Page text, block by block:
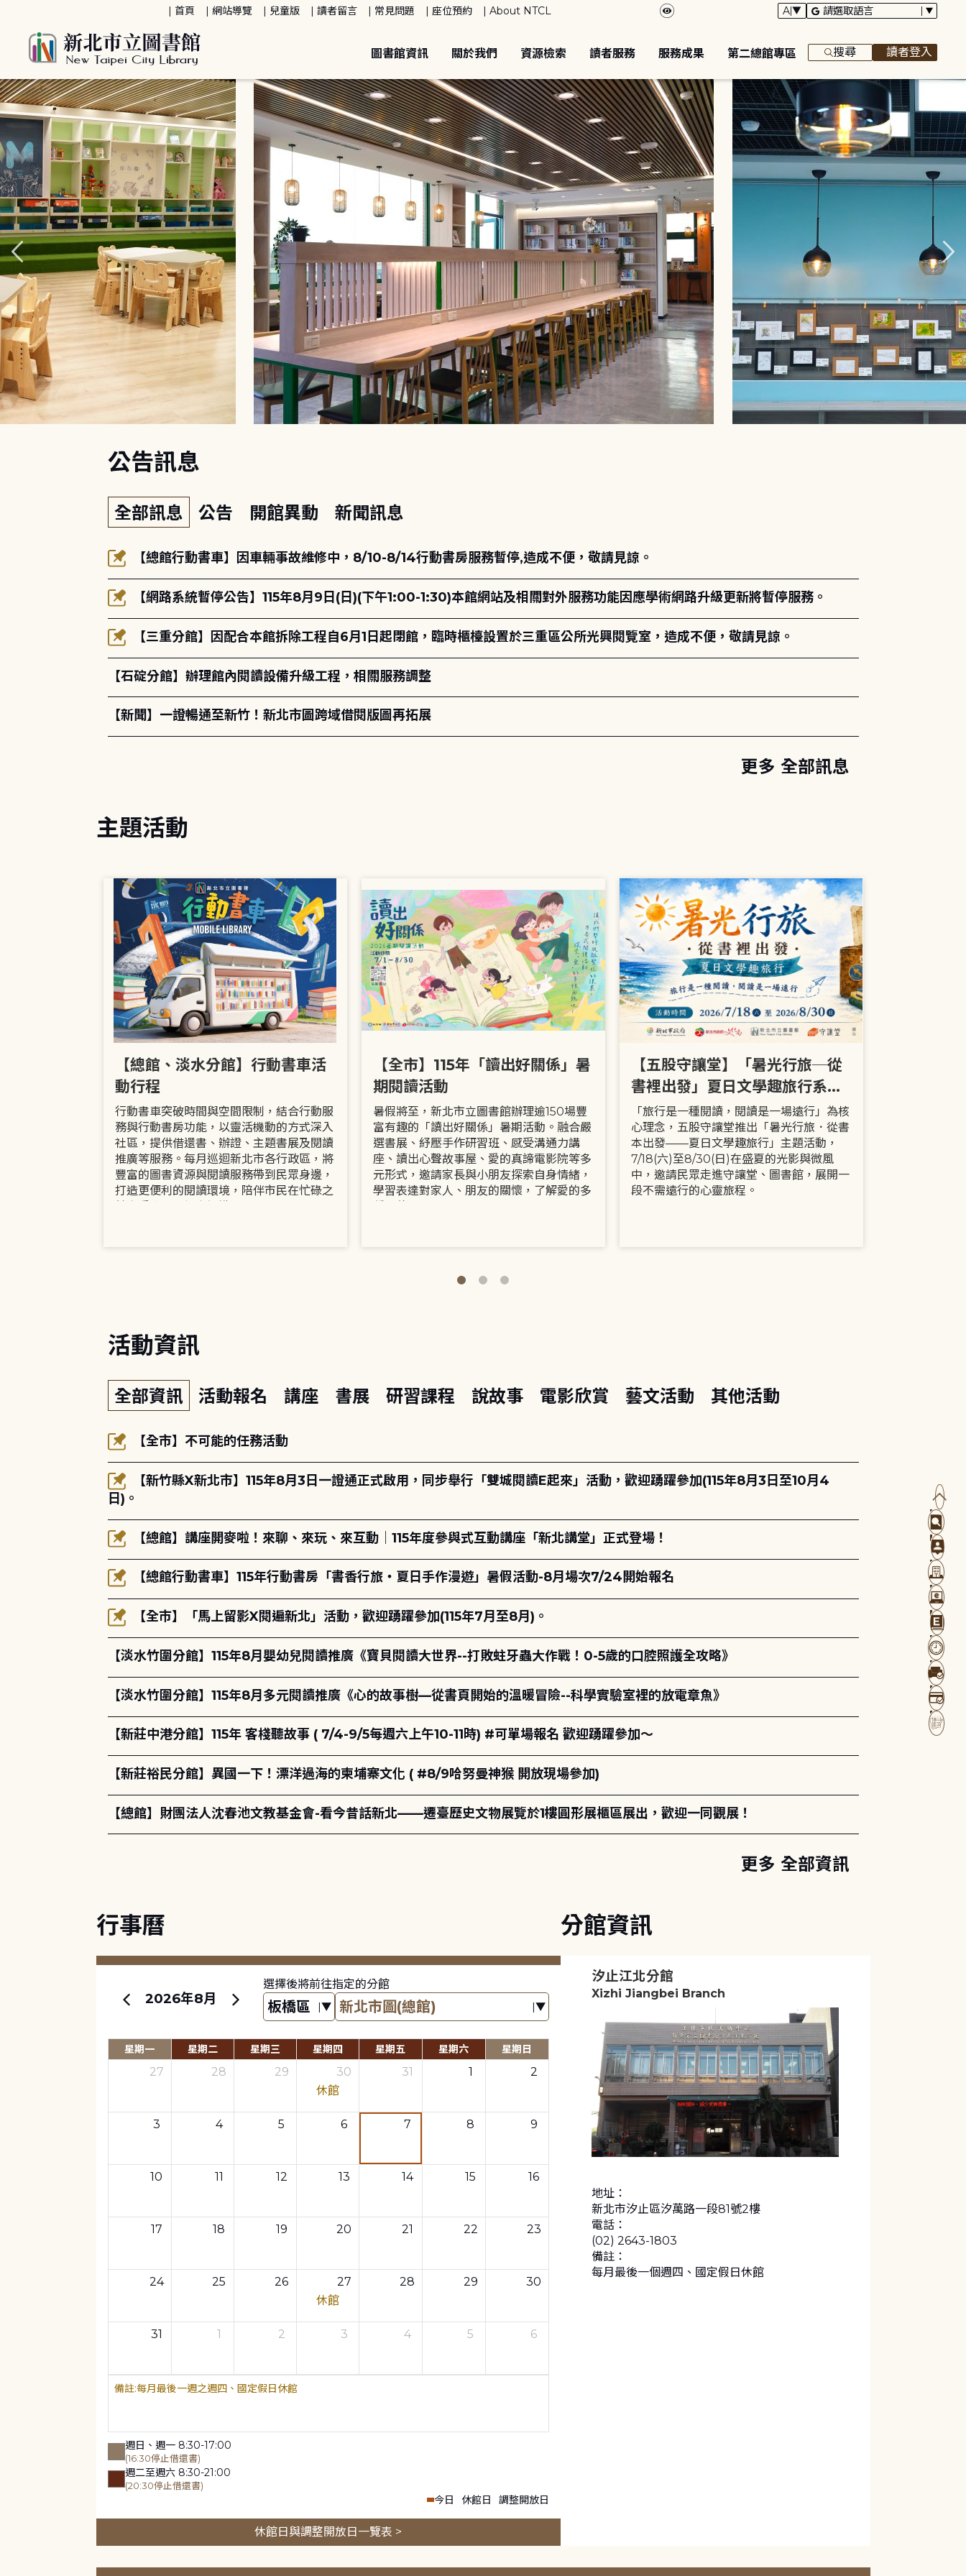
首頁 網站導覽 兒童版 讀者留言 常見問題 座位預約 About NTCL
圖書館資訊 關於我們 資源檢索 讀者服務 服務成果 第二總館專區 搜尋 讀者登入
公告訊息
全部訊息 公告 開館異動 新聞訊息
【總館行動書車】因車輛事故維修中，8/10-8/14行動書房服務暫停,造成不便，敬請見諒。
【網路系統暫停公告】115年8月9日(日)(下午1:00-1:30)本館網站及相關對外服務功能因應學術網路升級更新將暫停服務。
【三重分館】因配合本館拆除工程自6月1日起閉館，臨時櫃檯設置於三重區公所光興閱覽室，造成不便，敬請見諒。
【石碇分館】辦理館內閱讀設備升級工程，相關服務調整
【新聞】一證暢通至新竹！新北市圖跨域借閱版圖再拓展
更多 全部訊息
主題活動
【總館、淡水分館】行動書車活
動行程
行動書車突破時間與空間限制，結合行動服
務與行動書房功能，以靈活機動的方式深入
社區，提供借還書、辦證、主題書展及閱讀
推廣等服務。每月巡迴新北市各行政區，將
豐富的圖書資源與閱讀服務帶到民眾身邊，
打造更便利的閱讀環境，陪伴市民在忙碌之
【全市】115年「讀出好關係」暑
期閱讀活動
暑假將至，新北市立圖書館辦理逾150場豐
富有趣的「讀出好關係」暑期活動。融合嚴
選書展、紓壓手作研習班、感受溝通力講
座、讀出心聲故事屋、愛的真諦電影院等多
元形式，邀請家長與小朋友探索自身情緒，
學習表達對家人、朋友的關懷，了解愛的多
【五股守讓堂】「暑光行旅─從
書裡出發」夏日文學趣旅行系列
活動
「旅行是一種閱讀，閱讀是一場遠行」為核
心理念，五股守讓堂推出「暑光行旅．從書
本出發——夏日文學趣旅行」主題活動，
7/18(六)至8/30(日)在盛夏的光影與微風
中，邀請民眾走進守讓堂、圖書館，展開一
段不需遠行的心靈旅程。
活動資訊
全部資訊 活動報名 講座 書展 研習課程 說故事 電影欣賞 藝文活動 其他活動
【全市】不可能的任務活動
【新竹縣X新北市】115年8月3日一證通正式啟用，同步舉行「雙城閱讀E起來」活動，歡迎踴躍參加(115年8月3日至10月4
日)。
【總館】講座開麥啦！來聊、來玩、來互動｜115年度參與式互動講座「新北講堂」正式登場！
【總館行動書車】115年行動書房「書香行旅・夏日手作漫遊」暑假活動-8月場次7/24開始報名
【全市】「馬上留影X閱遍新北」活動，歡迎踴躍參加(115年7月至8月)。
【淡水竹圍分館】115年8月嬰幼兒閱讀推廣《寶貝閱讀大世界--打敗蛀牙蟲大作戰！0-5歲的口腔照護全攻略》
【淡水竹圍分館】115年8月多元閱讀推廣《心的故事樹—從書頁開始的溫暖冒險--科學實驗室裡的放電章魚》
【新莊中港分館】115年 客棧聽故事 ( 7/4-9/5每週六上午10-11時) #可單場報名 歡迎踴躍參加～
【新莊裕民分館】異國一下！漂洋過海的柬埔寨文化 ( #8/9哈努曼神猴 開放現場參加)
【總館】財團法人沈春池文教基金會-看今昔話新北——遷臺歷史文物展覽於1樓圓形展櫃區展出，歡迎一同觀展！
更多 全部資訊
行事曆
2026年8月
選擇後將前往指定的分館
星期一 星期二 星期三 星期四 星期五 星期六 星期日
27 28 29
30
休館
31 1 2
3 4 5 6 7 8 9
10 11 12 13 14 15 16
17 18 19 20 21 22 23
24 25 26
27
休館
28 29 30
31 1 2 3 4 5 6
每月最後一週之週四、國定假日休館
週日、週一 8:30-17:00
(16:30停止借還書)
週二至週六 8:30-21:00
(20:30停止借還書)
今日 休館日 調整開放日
休館日與調整開放日一覽表 >
分館資訊
汐止江北分館
Xizhi Jiangbei Branch
地址：
新北市汐止區汐萬路一段81號2樓
電話：
(02) 2643-1803
備註：
每月最後一個週四、國定假日休館